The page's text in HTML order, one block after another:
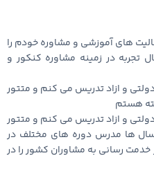
نجات خواه از سال ۱۳۸۶ فعالیت های آموزشی و مشاوره خودم را
کردم و امروز با بیش از ۱۹ سال تجربه در زمینه مشاوره کنکور و
و ازاد تدریس می کنم و متتور
هستم
و ازاد تدریس می کنم و متتور
ها مدرس دوره های مختلف در
رسانی به مشاوران کشور را در